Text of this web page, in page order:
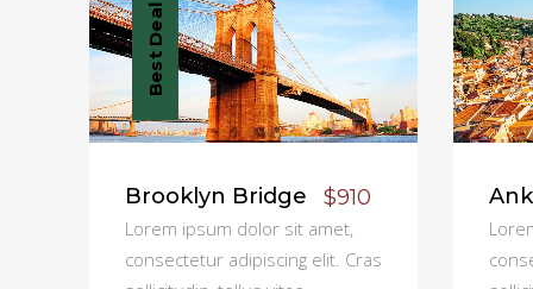
Best Deal
Brooklyn Bridge $910
Lorem ipsum dolor sit amet,
consectetur adipiscing elit. Cras